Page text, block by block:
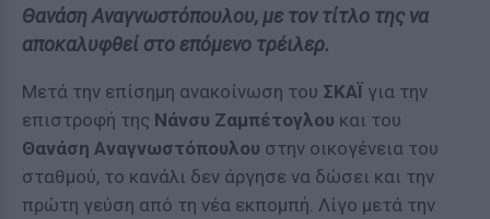
Θανάση Αναγνωστόπουλου, με τον τίτλο της να
αποκαλυφθεί στο επόμενο τρέιλερ.
Μετά την επίσημη ανακοίνωση του ΣΚΑΪ για την
επιστροφή της Νάνσυ Ζαμπέτογλου και του
Θανάση Αναγνωστόπουλου στην οικογένεια του
σταθμού, το κανάλι δεν άργησε να δώσει και την
πρώτη γεύση από τη νέα εκπομπή. Λίγο μετά την